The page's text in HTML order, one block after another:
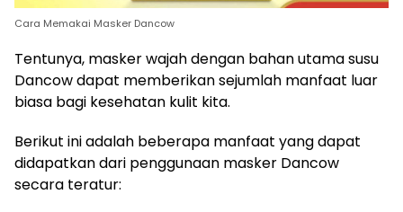
Cara Memakai Masker Dancow
Tentunya, masker wajah dengan bahan utama susu
Dancow dapat memberikan sejumlah manfaat luar
biasa bagi kesehatan kulit kita.
Berikut ini adalah beberapa manfaat yang dapat
didapatkan dari penggunaan masker Dancow
secara teratur: